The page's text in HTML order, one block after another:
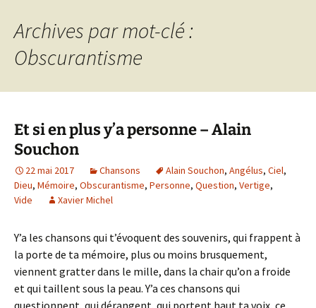
Archives par mot-clé :
Obscurantisme
Et si en plus y’a personne – Alain
Souchon
22 mai 2017 Chansons Alain Souchon, Angélus, Ciel,
Dieu, Mémoire, Obscurantisme, Personne, Question, Vertige,
Vide
Xavier Michel
Y’a les chansons qui t’évoquent des souvenirs, qui frappent à
la porte de ta mémoire, plus ou moins brusquement,
viennent gratter dans le mille, dans la chair qu’on a froide
et qui taillent sous la peau. Y’a ces chansons qui
questionnent, qui dérangent, qui portent haut ta voix, ce